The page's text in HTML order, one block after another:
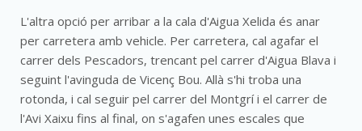
L'altra opció per arribar a la cala d'Aigua Xelida és anar
per carretera amb vehicle. Per carretera, cal agafar el
carrer dels Pescadors, trencant pel carrer d'Aigua Blava i
seguint l'avinguda de Vicenç Bou. Allà s'hi troba una
rotonda, i cal seguir pel carrer del Montgrí i el carrer de
l'Avi Xaixu fins al final, on s'agafen unes escales que